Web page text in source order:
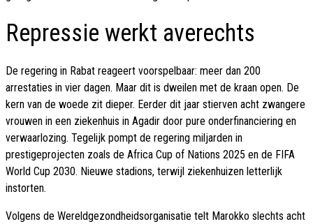
Repressie werkt averechts
De regering in Rabat reageert voorspelbaar: meer dan 200
arrestaties in vier dagen. Maar dit is dweilen met de kraan open. De
kern van de woede zit dieper. Eerder dit jaar stierven acht zwangere
vrouwen in een ziekenhuis in Agadir door pure onderfinanciering en
verwaarlozing. Tegelijk pompt de regering miljarden in
prestigeprojecten zoals de Africa Cup of Nations 2025 en de FIFA
World Cup 2030. Nieuwe stadions, terwijl ziekenhuizen letterlijk
instorten.
Volgens de Wereldgezondheidsorganisatie telt Marokko slechts acht